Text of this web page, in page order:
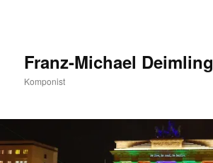
Franz-Michael Deimling
Komponist